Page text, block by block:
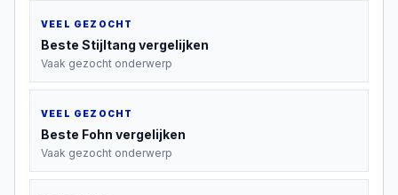
VEEL GEZOCHT
Beste Stijltang vergelijken
Vaak gezocht onderwerp
VEEL GEZOCHT
Beste Fohn vergelijken
Vaak gezocht onderwerp